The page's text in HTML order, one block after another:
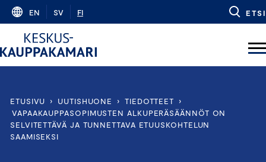
Skip
content
EN SV FI ETSI
ETUSIVU › UUTISHUONE › TIEDOTTEET
›
VAPAAKAUPPASOPIMUSTEN ALKUPERÄSÄÄNNÖT ON
SELVITETTÄVÄ JA TUNNETTAVA ETUUSKOHTELUN
SAAMISEKSI